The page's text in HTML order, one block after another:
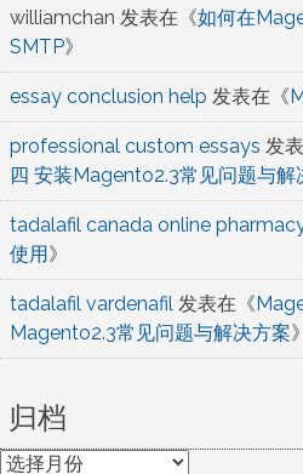
williamchan 发表在《如何在
SMTP》
essay conclusion help 发表在《
professional custom essays 发
四 安装Magento2.3常见问题与解
tadalafil canada online
使用》
tadalafil vardenafil 发表在《
Magento2.3常见问题与解决方案》
归档
归